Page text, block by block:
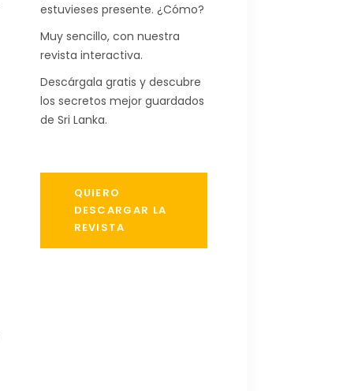
estuvieses presente. ¿Cómo?
Muy sencillo, con nuestra
revista interactiva.
Descárgala gratis y descubre
los secretos mejor guardados
de Sri Lanka.
QUIERO
DESCARGAR LA
REVISTA